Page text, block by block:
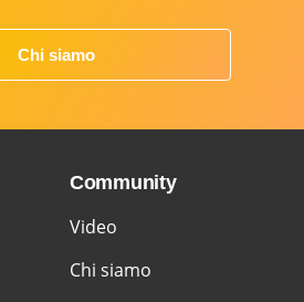
Chi siamo
Community
Video
Chi siamo